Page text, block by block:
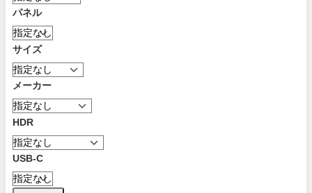
パネル
サイズ
メーカー
HDR
USB-C